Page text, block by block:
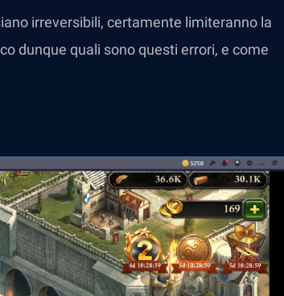
irreversibili, certamente limiteranno la
dunque quali sono questi errori, e come